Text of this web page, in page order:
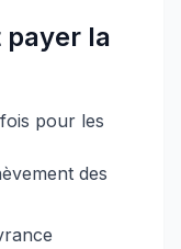
la
pour les
des